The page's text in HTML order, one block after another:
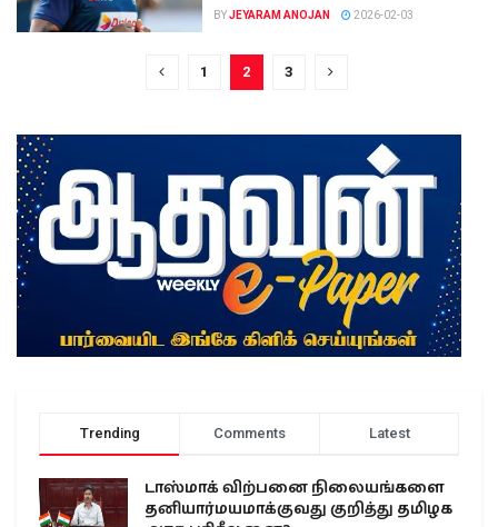
BYJEYARAM ANOJAN 2026-02-03
1 2 3
Trending Comments Latest
டாஸ்மாக் விற்பனை நிலையங்களை
தனியார்மயமாக்குவது குறித்து தமிழக